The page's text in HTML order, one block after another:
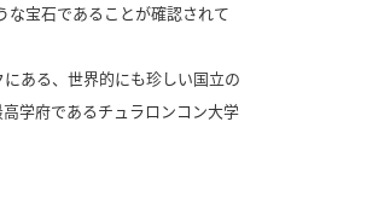
宝石であることが確認されて
ある、世界的にも珍しい国立の
学府であるチュラロンコン大学